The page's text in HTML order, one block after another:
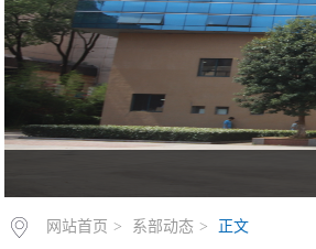
网站首页 > 系部动态 > 正文